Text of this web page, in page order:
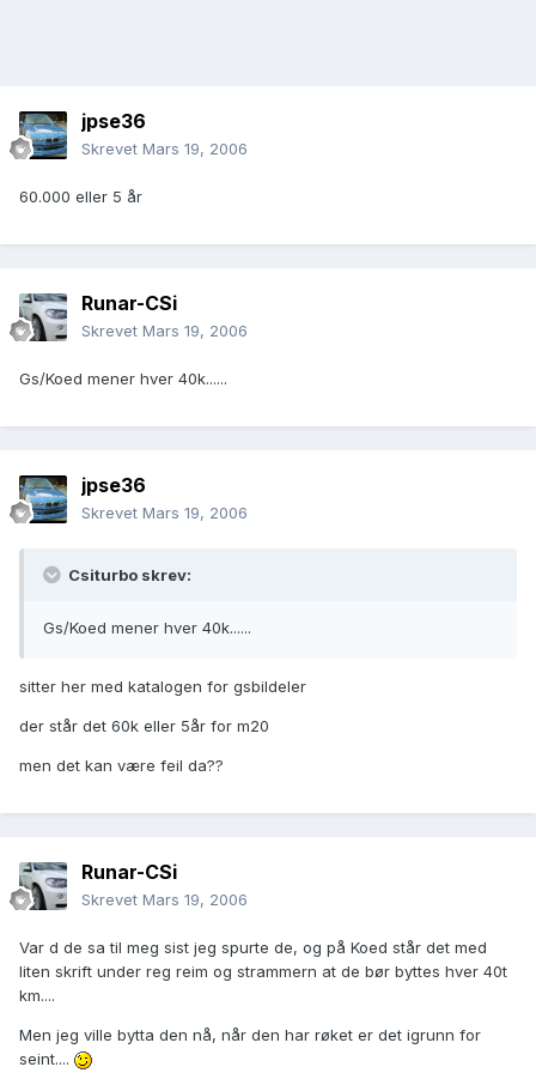
jpse36
Skrevet Mars 19, 2006
60.000 eller 5 år
Runar-CSi
Skrevet Mars 19, 2006
Gs/Koed mener hver 40k......
jpse36
Skrevet Mars 19, 2006
Csiturbo skrev:
Gs/Koed mener hver 40k......
sitter her med katalogen for gsbildeler
der står det 60k eller 5år for m20
men det kan være feil da??
Runar-CSi
Skrevet Mars 19, 2006
Var d de sa til meg sist jeg spurte de, og på Koed står det med
liten skrift under reg reim og strammern at de bør byttes hver 40t
km....
Men jeg ville bytta den nå, når den har røket er det igrunn for
seint....